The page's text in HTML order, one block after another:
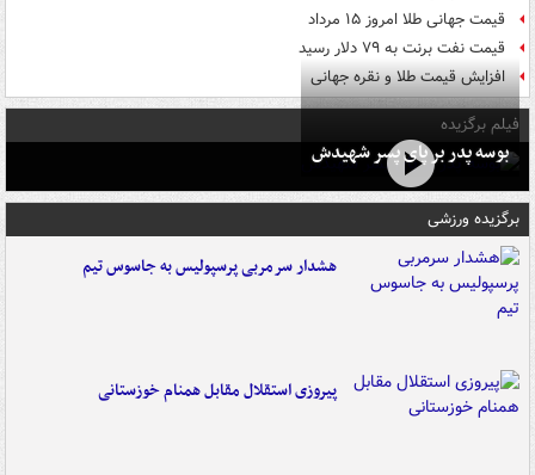
قیمت جهانی طلا امروز ۱۵ مرداد
قیمت نفت برنت به ۷۹ دلار رسید
افزایش قیمت طلا و نقره جهانی
فیلم برگزیده
بوسه‌ پدر بر پای پسر شهیدش
برگزیده ورزشی
هشدار سرمربی پرسپولیس به جاسوس تیم
پیروزی استقلال مقابل همنام خوزستانی